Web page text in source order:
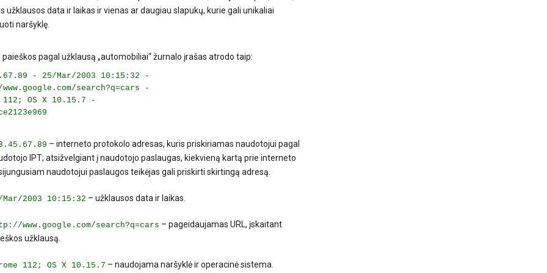
užklausos data ir laikas ir vienas ar daugiau slapukų, kurie gali unikaliai
naršyklę.
pagal užklausą „automobiliai“ žurnalo įrašas atrodo taip:
- 25/Mar/2003 10:15:32 -
search?q=cars -
112; OS X 10.15.7 -
– interneto protokolo adresas, kuris priskiriamas naudotojui pagal
IPT; atsižvelgiant į naudotojo paslaugas, kiekvieną kartą prie interneto
naudotojui paslaugos teikėjas gali priskirti skirtingą adresą.
Mar/2003 10:15:32 – užklausos data ir laikas.
www.google.com/search?q=cars – pageidaujamas URL, įskaitant
užklausą.
112; OS X 10.15.7 – naudojama naršyklė ir operacinė sistema.